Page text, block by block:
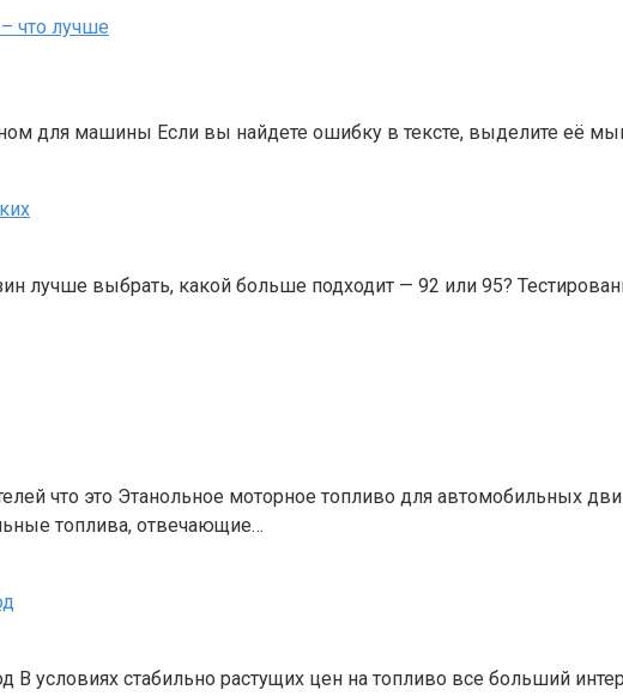
что лучше
для машины Если вы найдете ошибку в тексте, выделите её
лучше выбрать, какой больше подходит — 92 или 95?
что это Этанольное моторное топливо для автомобильных
топлива, отвечающие…
В условиях стабильно растущих цен на топливо все больший